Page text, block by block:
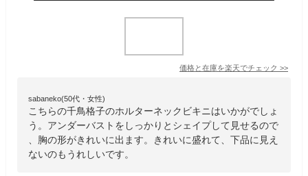
価格と在庫を楽天でチェック >>
sabaneko(50代・女性)
こちらの千鳥格子のホルターネックビキニはいかがでしょ
う。アンダーバストをしっかりとシェイプして見せるので
、胸の形がきれいに出ます。きれいに盛れて、下品に見え
ないのもうれしいです。